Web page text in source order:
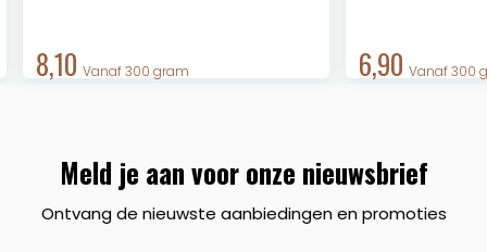
8,10 Vanaf 300 gram 6,90 Vanaf 300
Meld je aan voor onze nieuwsbrief
Ontvang de nieuwste aanbiedingen en promoties